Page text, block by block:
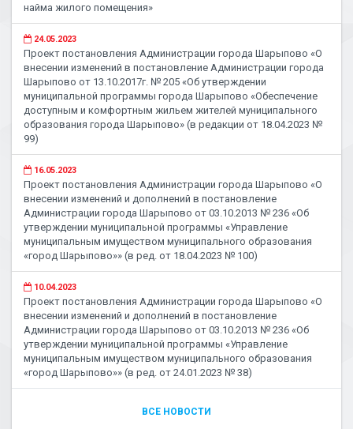
найма жилого помещения»
24.05.2023
Проект постановления Администрации города Шарыпово «О
внесении изменений в постановление Администрации города
Шарыпово от 13.10.2017г. № 205 «Об утверждении
муниципальной программы города Шарыпово «Обеспечение
доступным и комфортным жильем жителей муниципального
образования города Шарыпово» (в редакции от 18.04.2023 №
99)
16.05.2023
Проект постановления Администрации города Шарыпово «О
внесении изменений и дополнений в постановление
Администрации города Шарыпово от 03.10.2013 № 236 «Об
утверждении муниципальной программы «Управление
муниципальным имуществом муниципального образования
«город Шарыпово»» (в ред. от 18.04.2023 № 100)
10.04.2023
Проект постановления Администрации города Шарыпово «О
внесении изменений и дополнений в постановление
Администрации города Шарыпово от 03.10.2013 № 236 «Об
утверждении муниципальной программы «Управление
муниципальным имуществом муниципального образования
«город Шарыпово»» (в ред. от 24.01.2023 № 38)
ВСЕ НОВОСТИ